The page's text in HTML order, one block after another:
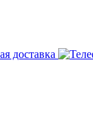
доставка